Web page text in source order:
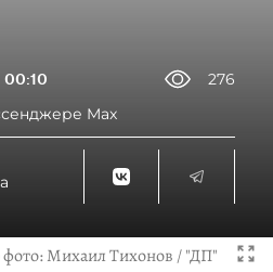
00:10
276
Max
Михаил Тихонов / "ДП"